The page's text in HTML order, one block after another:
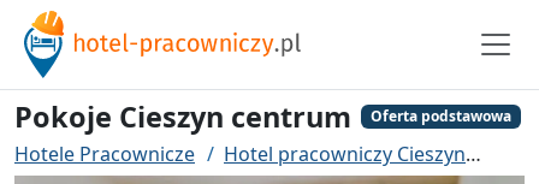
Pokoje Cieszyn centrum Oferta podstawowa
Hotele Pracownicze Hotel pracowniczy Cieszyn